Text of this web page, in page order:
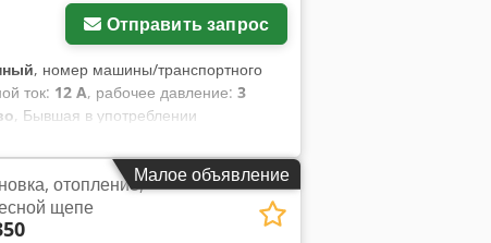
Отправить запрос
, номер машины/транспортного
ток: 12 A, рабочее давление: 3
, Бывшая в употреблении
щепы. Dodpfxszmng Ao Adtjck
зимний период. При желании можно
с помощью скребкового
мм (закрытая часть), в
Малое объявление
отопление,
щепе